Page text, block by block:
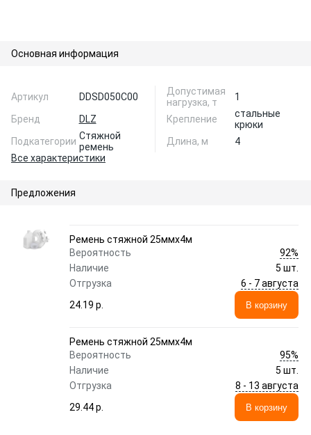
Основная информация
Артикул
DDSD050C00
Бренд
DLZ
Подкатегории Стяжной
ремень
Допустимая
нагрузка, т
1
Крепление
стальные
крюки
Длина, м
4
Все характеристики
Предложения
Ремень стяжной 25ммx4м
Вероятность
92%
Наличие
5 шт.
Отгрузка
6 - 7 августа
24.19 p.
В корзину
Ремень стяжной 25ммx4м
Вероятность
95%
Наличие
5 шт.
Отгрузка
8 - 13 августа
29.44 p.
В корзину